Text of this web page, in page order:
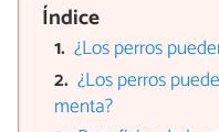
Índice
¿Los perros
¿Los perros
menta?